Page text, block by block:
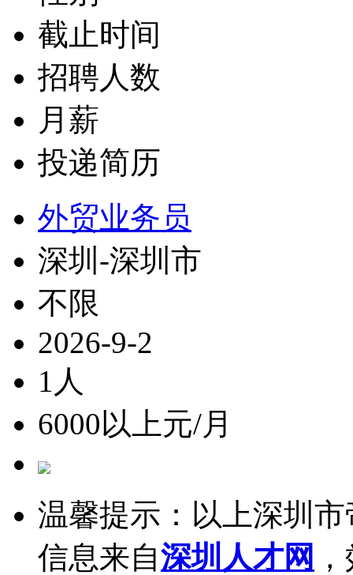
截止时间
招聘人数
月薪
投递简历
外贸业务员
深圳-深圳市
不限
2026-9-2
1人
6000以上元/月
温馨提示：以上深圳
信息来自深圳人才网